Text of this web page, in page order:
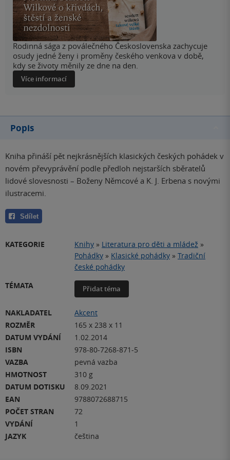
Rodinná sága z poválečného Československa zachycuje
osudy jedné ženy i proměny českého venkova v době,
kdy se životy měnily ze dne na den.
Více informací
Popis
Kniha přináší pět nejkrásnějších klasických českých pohádek v
novém převyprávění podle předloh nejstarších sběratelů
lidové slovesnosti – Boženy Němcové a K. J. Erbena s novými
ilustracemi.
Sdílet
KATEGORIE Knihy » Literatura pro děti a mládež »
Pohádky » Klasické pohádky » Tradiční
české pohádky
TÉMATA
Přidat téma
NAKLADATEL
Akcent
ROZMĚR
165 x 238 x 11
DATUM VYDÁNÍ
1.02.2014
ISBN
978-80-7268-871-5
VAZBA
pevná vazba
HMOTNOST
310 g
DATUM DOTISKU
8.09.2021
EAN
9788072688715
POČET STRAN
72
VYDÁNÍ
1
JAZYK
čeština